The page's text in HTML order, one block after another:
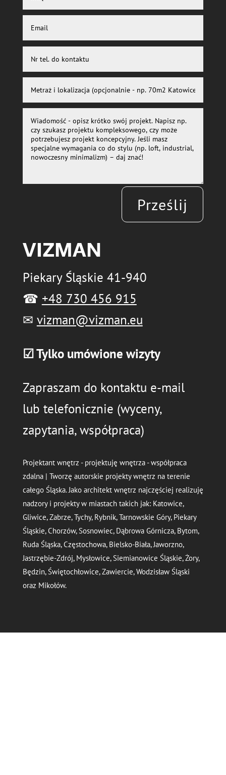
Prześlij
VIZMAN
Piekary Śląskie 41-940
☎ +48 730 456 915
✉ vizman@vizman.eu
☑ Tylko umówione wizyty
Zapraszam do kontaktu e-mail
lub telefonicznie (wyceny,
zapytania, współpraca)
Projektant wnętrz - projektuję wnętrza - współpraca
zdalna | Tworzę autorskie projekty wnętrz na terenie
całego Śląska. Jako architekt wnętrz najczęściej realizuję
nadzory i projekty w miastach takich jak: Katowice,
Gliwice, Zabrze, Tychy, Rybnik, Tarnowskie Góry, Piekary
Śląskie, Chorzów, Sosnowiec, Dąbrowa Górnicza, Bytom,
Ruda Śląska, Częstochowa, Bielsko-Biała, Jaworzno,
Jastrzębie-Zdrój, Mysłowice, Siemianowice Śląskie, Żory,
Będzin, Świętochłowice, Zawiercie, Wodzisław Śląski
oraz Mikołów.